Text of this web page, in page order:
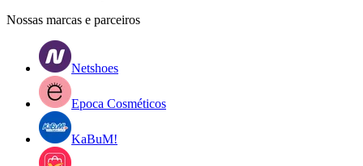
Nossas marcas e parceiros
Netshoes
Epoca Cosméticos
KaBuM!